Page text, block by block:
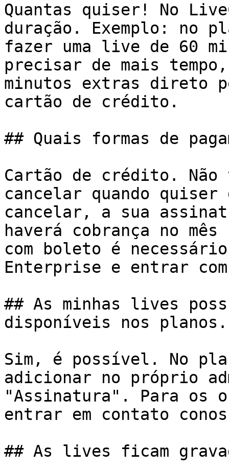
Quantas quiser! No
duração. Exemplo: no
fazer uma live de 60
precisar de mais
minutos extras direto
cartão de crédito.
## Quais formas de
Cartão de crédito. Não
cancelar quando
cancelar, a sua
haverá cobrança no
com boleto é
Enterprise e entrar
## As minhas lives
disponíveis nos planos.
Sim, é possível. No
adicionar no próprio
"Assinatura". Para os
entrar em contato
## As lives ficam